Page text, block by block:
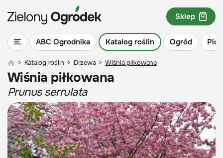
ABC Ogrodnika Katalog roślin Ogród
Sklep
> Katalog roślin > Drzewa > Wiśnia piłkowana
Wiśnia piłkowana
Prunus serrulata